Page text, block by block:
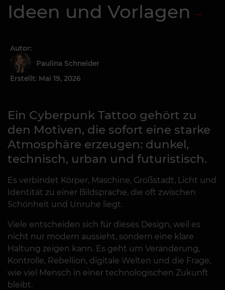
Ideen und Vorlagen
Autor:
Paulina Schneider
Erstellt: Mai 19, 2026
Ein Cyberpunk Tattoo gehört zu
den Motiven, die sofort eine starke
Atmosphäre erzeugen: dunkel,
technisch, urban und futuristisch.
Es verbindet Körper, Maschine, Großstadt, Licht und
Identität zu einer Bildsprache, die oft zwischen
Schönheit und Unruhe liegt.
Viele entscheiden sich für dieses Design, weil es
nicht nur modern aussieht, sondern eine klare
Haltung zeigen kann. Es geht um Veränderung,
Kontrolle, Rebellion, digitale Welten und die Frage,
wie viel Mensch in einer technologischen Zukunft
bleibt.